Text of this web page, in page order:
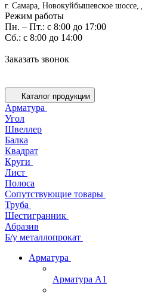
г. Самара, Новокуйбышевское
Режим работы
Пн. – Пт.: с 8:00 до 17:00
Cб.: с 8:00 до 14:00
Заказать звонок
Каталог продукции
Арматура
Угол
Швеллер
Балка
Квадрат
Круги
Лист
Полоса
Сопутствующие товары
Труба
Шестигранник
Абразив
Б/у металлопрокат
Арматура
Арматура А1